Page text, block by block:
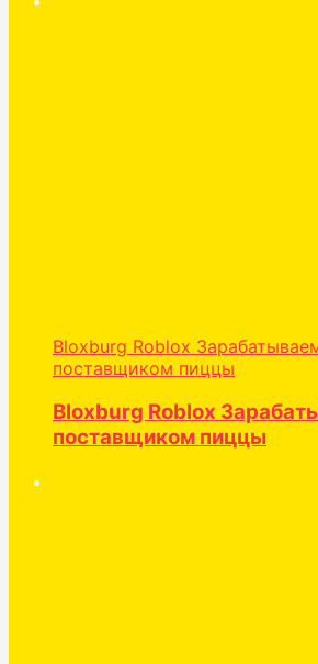
Bloxburg Roblox
поставщиком пиццы
Bloxburg Roblox
поставщиком пиццы